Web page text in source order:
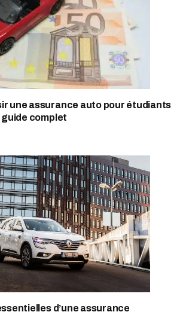
une assurance auto pour étudiants
complet
d’une assurance